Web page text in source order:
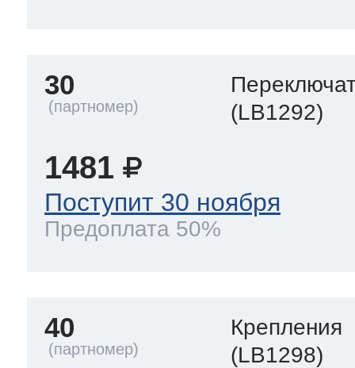
30
(LB1292)
1481
Поступит 30 ноября
Предоплата 50%
40
Крепления
(LB1298)